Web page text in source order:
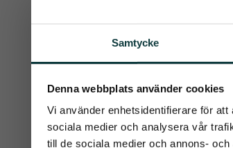
Samtycke
Denna webbplats använder cookies
Vi använder enhetsidentifierare för
sociala medier och analysera vår
till de sociala medier och annons-
Det allra senaste